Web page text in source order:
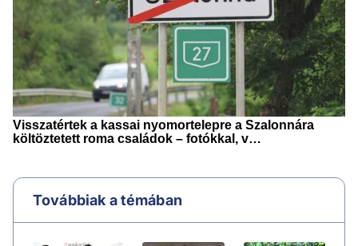
Továbbiak a témában